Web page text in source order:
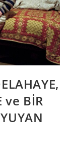
ve BİR